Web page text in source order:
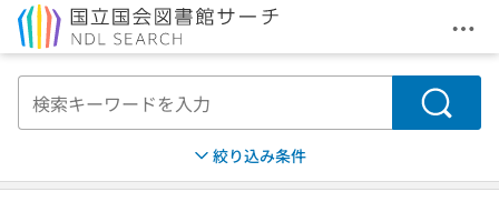
メ
検索
絞り込み条件